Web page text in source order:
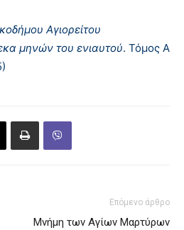
Αγιορείτου
μηνών του ενιαυτού. Τόμος Α
Επόμενο άρθρο
Μνήμη των Aγίων Mαρτύρων